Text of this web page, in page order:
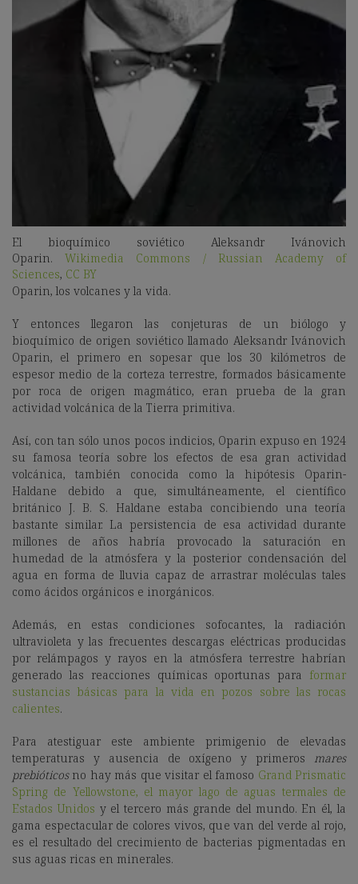
El bioquímico soviético Aleksandr Ivánovich
Oparin.
Wikimedia Commons / Russian Academy of
Sciences, CC BY
Oparin, los volcanes y la vida.
Y entonces llegaron las conjeturas de un biólogo y
bioquímico de origen soviético llamado Aleksandr Ivánovich
Oparin, el primero en sopesar que los 30 kilómetros de
espesor medio de la corteza terrestre, formados básicamente
por roca de origen magmático, eran prueba de la gran
actividad volcánica de la Tierra primitiva.
Así, con tan sólo unos pocos indicios, Oparin expuso en 1924
su famosa teoría sobre los efectos de esa gran actividad
volcánica, también conocida como la hipótesis Oparin-
Haldane debido a que, simultáneamente, el científico
británico J. B. S. Haldane estaba concibiendo una teoría
bastante similar. La persistencia de esa actividad durante
millones de años habría provocado la saturación en
humedad de la atmósfera y la posterior condensación del
agua en forma de lluvia capaz de arrastrar moléculas tales
como ácidos orgánicos e inorgánicos.
Además, en estas condiciones sofocantes, la radiación
ultravioleta y las frecuentes descargas eléctricas producidas
por relámpagos y rayos en la atmósfera terrestre habrían
generado las reacciones químicas oportunas para
formar
sustancias básicas para la vida en pozos sobre las rocas
calientes.
Para atestiguar este ambiente primigenio de elevadas
temperaturas y ausencia de oxígeno y primeros
mares
prebióticos no hay más que visitar el famoso Grand Prismatic
Spring de Yellowstone, el mayor lago de aguas termales de
Estados Unidos y el tercero más grande del mundo. En él, la
gama espectacular de colores vivos, que van del verde al rojo,
es el resultado del crecimiento de bacterias pigmentadas en
sus aguas ricas en minerales.